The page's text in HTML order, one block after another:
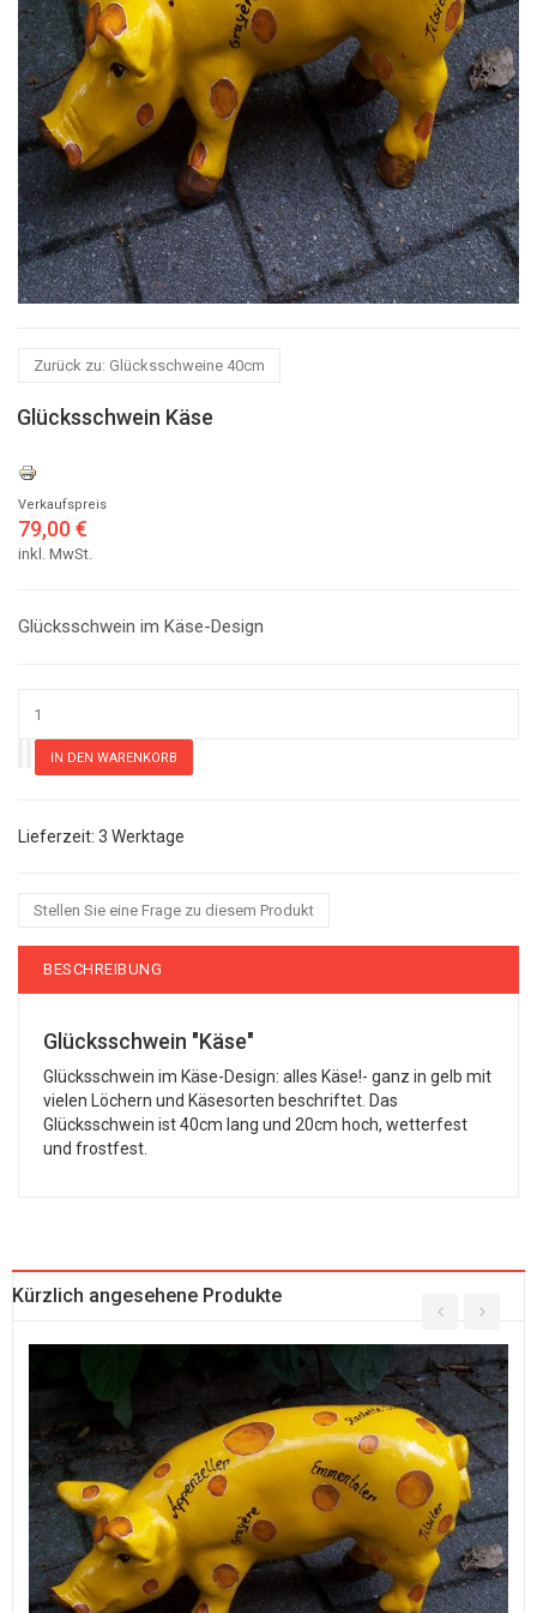
Zurück zu: Glücksschweine 40cm
Glücksschwein Käse
Verkaufspreis
79,00 €
inkl. MwSt.
Glücksschwein im Käse-Design
3 Werktage
Stellen Sie eine Frage zu diesem Produkt
BESCHREIBUNG
Glücksschwein "Käse"
Glücksschwein im Käse-Design: alles Käse!- ganz in gelb mit
vielen Löchern und Käsesorten beschriftet. Das
Glücksschwein ist 40cm lang und 20cm hoch, wetterfest
und frostfest.
Kürzlich angesehene Produkte